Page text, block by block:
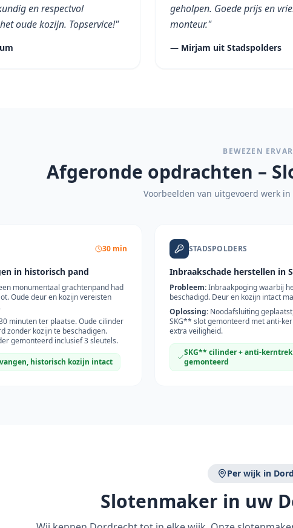
en respectvol
oude kozijn. Topservice!"
geholpen. Goede prijs en
monteur."
— Mirjam uit Stadspolders
BEWEZEN
Afgeronde opdrachten –
Voorbeelden van uitgevoerd werk in
30 min
in historisch pand
monumentaal grachtenpand had
Oude deur en kozijn vereisten
minuten ter plaatse. Oude cilinder
zonder kozijn te beschadigen.
gemonteerd inclusief 3 sleutels.
historisch kozijn intact
STADSPOLDERS
Inbraakschade herstellen in
Probleem:Inbraakpoging waarbij
beschadigd. Deur en kozijn intact
Oplossing: Noodafsluiting
SKG** slot gemonteerd met anti-
extra veiligheid.
SKG** cilinder + anti-
gemonteerd
Per wijk in
Slotenmaker in uw